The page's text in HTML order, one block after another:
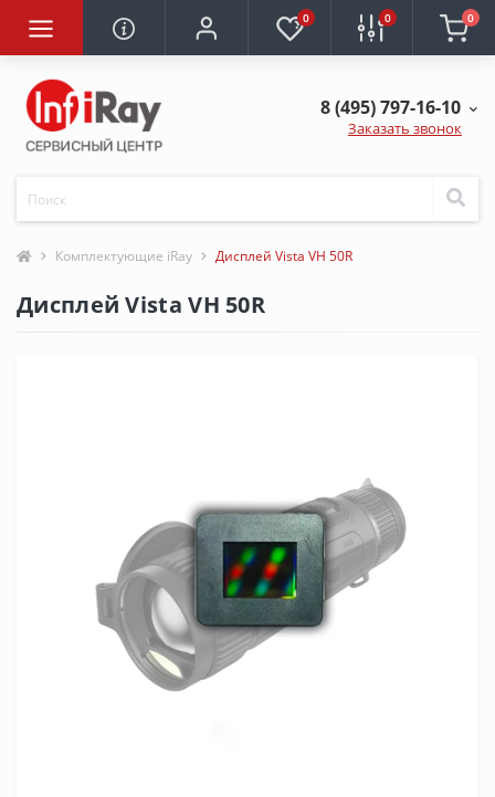
0 0 0
8 (495) 797-16-10
Заказать звонок
Комплектующие iRay Дисплей Vista VH 50R
Дисплей Vista VH 50R